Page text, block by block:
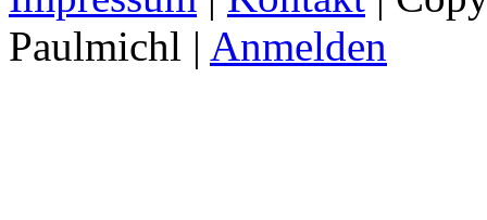
Paulmichl | Anmelden